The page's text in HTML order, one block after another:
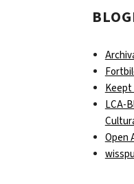
Keept
LCA-
Open